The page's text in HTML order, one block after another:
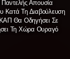
Απουσία
Κατά Τη Διαβούλευση
ΚΑΠ Θα Οδηγήσει Σε
Τη Χώρα Ουραγό